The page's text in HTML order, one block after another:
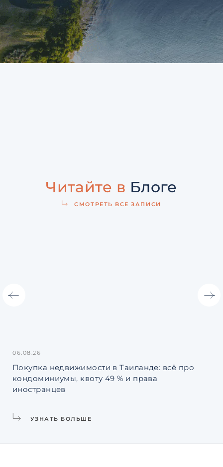
Читайте в Блоге
СМОТРЕТЬ ВСЕ ЗАПИСИ
06.08.26
Покупка недвижимости в Таиланде: всё про
кондоминиумы, квоту 49 % и права
иностранцев
УЗНАТЬ БОЛЬШЕ